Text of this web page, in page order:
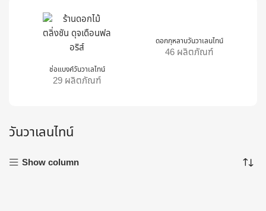
ช่อแบงค์วันวาเลไทน์
29 ผลิตภัณฑ์
ดอกกุหลาบวันวาเลนไทน์
46 ผลิตภัณฑ์
วันวาเลนไทน์
Show column